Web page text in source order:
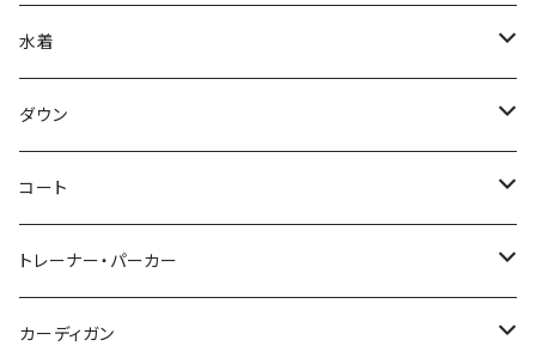
水着
～44/S
46/M
48/L
50/XL～
ダウン
～44/S
46/M
48/L
コート
～44/S
46/M
トレーナー・パーカー
～44/S
カーディガン